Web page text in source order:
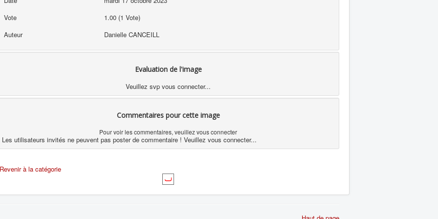
Vote
1.00 (1 Vote)
Auteur
Danielle CANCEILL
Evaluation de l'image
Veuillez svp vous connecter...
Commentaires pour cette image
Pour voir les commentaires, veuillez vous connecter
Les utilisateurs invités ne peuvent pas poster de commentaire ! Veuillez vous connecter...
Revenir à la catégorie